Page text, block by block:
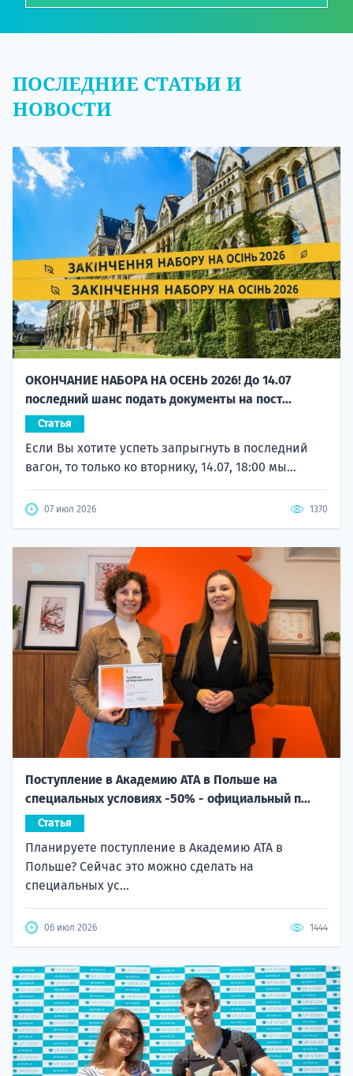
ПОСЛЕДНИЕ СТАТЬИ И
НОВОСТИ
ОКОНЧАНИЕ НАБОРА НА ОСЕНЬ 2026! До 14.07
последний шанс подать документы на пост...
Статья
Если Вы хотите успеть запрыгнуть в последний
вагон, то только ко вторнику, 14.07, 18:00 мы...
07 июл 2026 1370
Поступление в Академию ATA в Польше на
специальных условиях -50% - официальный п...
Статья
Планируете поступление в Академию ATA в
Польше? Сейчас это можно сделать на
специальных ус...
06 июл 2026 1444